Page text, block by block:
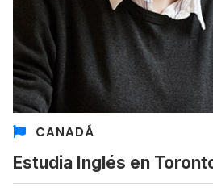
CANADÁ
Estudia Inglés en